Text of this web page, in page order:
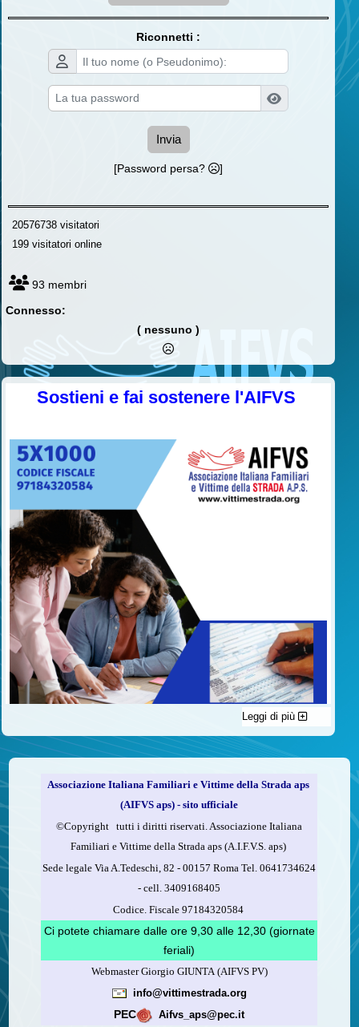
Riconnetti :
Invia
[Password persa? ]
20576738 visitatori
199 visitatori online
93 membri
Connesso:
( nessuno )
Sostieni e fai sostenere l'AIFVS
C'è un modo di contribuire alle attività dell’A.I.F.V.S. a favore
delle vittime della strada e per dare giustizia ai superstiti ed ai
loro familiari che non costa nulla: devolvere il 5 per mille della
Compila la scheda CUD o del modello 730.
Firma nel riquadro indicato come “Sostegno delle
organizzazioni non lucrative di utilità sociale, delle associazioni
Indica nel riquadro il codice fiscale dell’A.I.F.V.S.:
97184320584
Leggi come fare
(versione stampabile)
Leggi di più
Associazione Italiana Familiari e Vittime della Strada aps
(AIFVS aps) - sito ufficiale
©​Copyright tutti i diritti riservati. Associazione Italiana
Familiari e Vittime della Strada aps (A.I.F.V.S. aps)
Sede legale Via A.Tedeschi, 82 - 00157 Roma Tel. 0641734624
-cell.3409168405
Codice. Fiscale 97184320584
Ci potete chiamare dalle ore 9,30 alle 12,30 (giornate
feriali)
Webmaster Giorgio GIUNTA (AIFVS PV)
info@vittimestrada.org
PEC Aifvs_aps@pec.it